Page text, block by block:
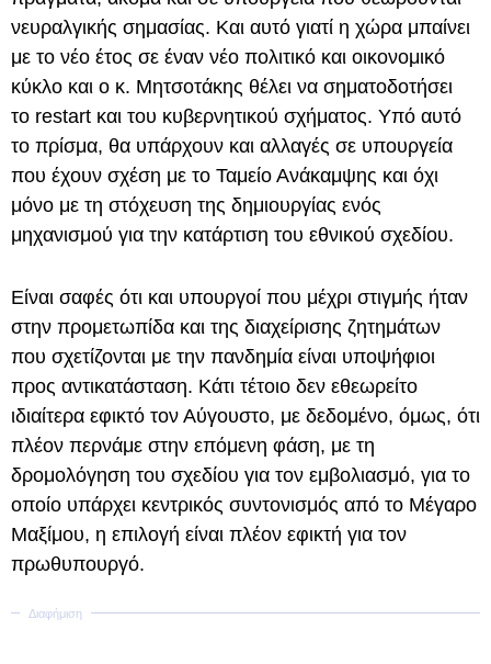
νευραλγικής σημασίας. Και αυτό γιατί η χώρα μπαίνει
με το νέο έτος σε έναν νέο πολιτικό και οικονομικό
κύκλο και ο κ. Μητσοτάκης θέλει να σηματοδοτήσει
το restart και του κυβερνητικού σχήματος. Υπό αυτό
το πρίσμα, θα υπάρχουν και αλλαγές σε υπουργεία
που έχουν σχέση με το Ταμείο Ανάκαμψης και όχι
μόνο με τη στόχευση της δημιουργίας ενός
μηχανισμού για την κατάρτιση του εθνικού σχεδίου.
Είναι σαφές ότι και υπουργοί που μέχρι στιγμής ήταν
στην προμετωπίδα και της διαχείρισης ζητημάτων
που σχετίζονται με την πανδημία είναι υποψήφιοι
προς αντικατάσταση. Κάτι τέτοιο δεν εθεωρείτο
ιδιαίτερα εφικτό τον Αύγουστο, με δεδομένο, όμως, ότι
πλέον περνάμε στην επόμενη φάση, με τη
δρομολόγηση του σχεδίου για τον εμβολιασμό, για το
οποίο υπάρχει κεντρικός συντονισμός από το Μέγαρο
Μαξίμου, η επιλογή είναι πλέον εφικτή για τον
πρωθυπουργό.